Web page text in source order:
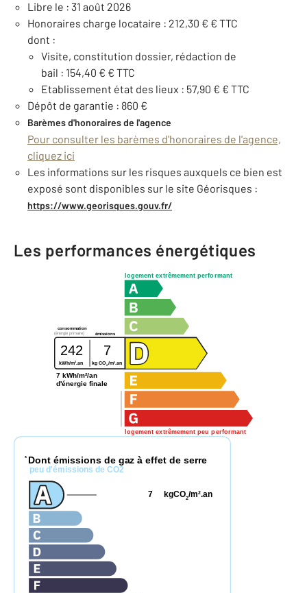
Libre le : 31 août 2026
Honoraires charge locataire : 212,30 € € TTC
dont :
Visite, constitution dossier, rédaction de
bail : 154,40 € € TTC
Etablissement état des lieux : 57,90 € € TTC
Dépôt de garantie : 860 €
Barèmes d'honoraires de l'agence
Pour consulter les barèmes d'honoraires de l'agence,
cliquez ici
Les informations sur les risques auxquels ce bien est
exposé sont disponibles sur le site Géorisques :
https://www.georisques.gouv.fr/
Les performances énergétiques
logement extrêmement performant
logement extrêmement peu performant
consommation
émissions
(énergie primaire)
242 7
kWh/m2.an kg CO2 /m2 .an
7 kWh/m²/an
d'énergie finale
* Dont émissions de gaz à effet de serre
peu d'émissions de CO2
kgCO2/m2.an
7